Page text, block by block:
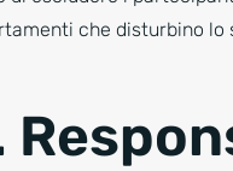
che disturbino lo